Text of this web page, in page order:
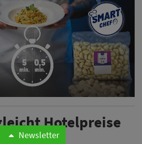
Hotelpreise
anNewsletter